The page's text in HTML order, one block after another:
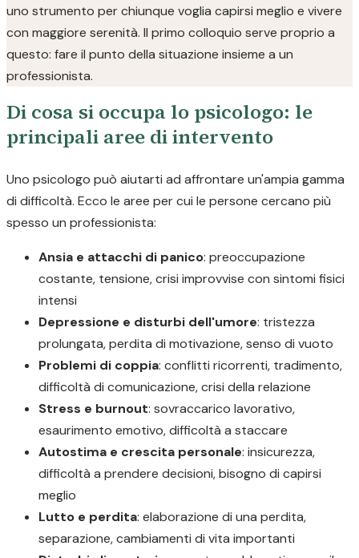
uno strumento per chiunque voglia capirsi meglio e vivere
con maggiore serenità. Il primo colloquio serve proprio a
questo: fare il punto della situazione insieme a un
professionista.
Di cosa si occupa lo psicologo: le
principali aree di intervento
Uno psicologo può aiutarti ad affrontare un'ampia gamma
di difficoltà. Ecco le aree per cui le persone cercano più
spesso un professionista:
Ansia e attacchi di panico: preoccupazione
costante, tensione, crisi improvvise con sintomi fisici
intensi
Depressione e disturbi dell'umore: tristezza
prolungata, perdita di motivazione, senso di vuoto
Problemi di coppia: conflitti ricorrenti, tradimento,
difficoltà di comunicazione, crisi della relazione
Stress e burnout: sovraccarico lavorativo,
esaurimento emotivo, difficoltà a staccare
Autostima e crescita personale: insicurezza,
difficoltà a prendere decisioni, bisogno di capirsi
meglio
Lutto e perdita: elaborazione di una perdita,
separazione, cambiamenti di vita importanti